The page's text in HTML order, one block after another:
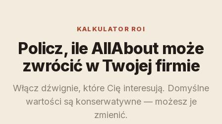
KALKULATOR ROI
Policz, ile AllAbout może
zwrócić w Twojej firmie
Włącz dźwignie, które Cię interesują. Domyślne
wartości są konserwatywne — możesz je
zmienić.